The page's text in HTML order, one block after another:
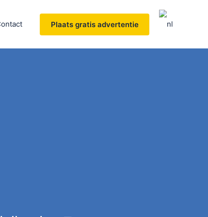
Plaats gratis advertentie